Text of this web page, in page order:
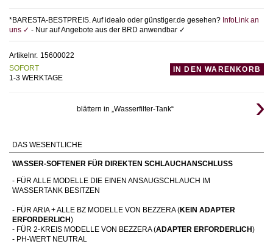
*BARESTA-BESTPREIS. Auf idealo oder günstiger.de gesehen? InfoLink an
uns ✓ - Nur auf Angebote aus der BRD anwendbar ✓
Artikelnr. 15600022
SOFORT
1-3 WERKTAGE
IN DEN WARENKORB
blättern in „Wasserfilter-Tank“
DAS WESENTLICHE
WASSER-SOFTENER FÜR DIREKTEN SCHLAUCHANSCHLUSS
- FÜR ALLE MODELLE DIE EINEN ANSAUGSCHLAUCH IM
WASSERTANK BESITZEN
- FÜR ARIA + ALLE BZ MODELLE VON BEZZERA (KEIN ADAPTER
ERFORDERLICH)
- FÜR 2-KREIS MODELLE VON BEZZERA (ADAPTER ERFORDERLICH)
- PH-WERT NEUTRAL